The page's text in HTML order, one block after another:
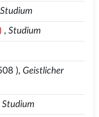
Studium
, Studium
), Geistlicher
Studium